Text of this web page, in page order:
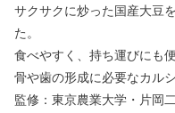
サクサクに炒った国産大豆
た。
食べやすく、持ち運びにも
骨や歯の形成に必要なカル
監修：東京農業大学・片岡